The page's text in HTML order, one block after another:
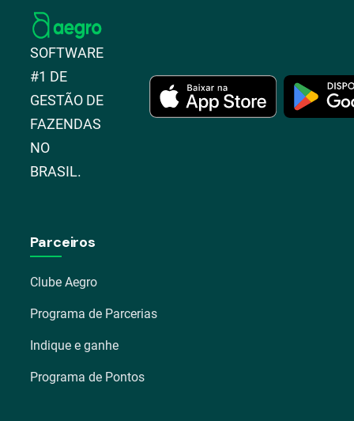
SOFTWARE
#1 DE
GESTÃO DE
FAZENDAS
NO
BRASIL.
Parceiros
Clube Aegro
Programa de Parcerias
Indique e ganhe
Programa de Pontos